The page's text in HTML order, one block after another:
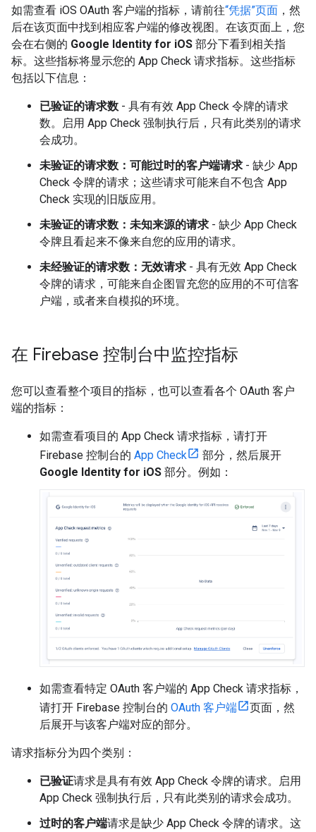
如需查看 iOS OAuth 客户端的指标，请前往“凭据”页面 ，然
后在该页面中找到相应客户端的修改视图。在该页面上，您
会在右侧的 Google Identity for iOS 部分下看到相关指
标。这些指标将显示您的 App Check 请求指标。这些指标
包括以下信息：
已验证的请求数 - 具有有效 App Check 令牌的请求
数。启用 App Check 强制执行后，只有此类别的请求
会成功。
未验证的请求数：可能过时的客户端请求 - 缺少 App
Check 令牌的请求；这些请求可能来自不包含 App
Check 实现的旧版应用。
未验证的请求数：未知来源的请求 - 缺少 App Check
令牌且看起来不像来自您的应用的请求。
未经验证的请求数：无效请求 - 具有无效 App Check
令牌的请求，可能来自企图冒充您的应用的不可信客
户端，或者来自模拟的环境。
在 Firebase 控制台中监控指标
您可以查看整个项目的指标，也可以查看各个 OAuth 客户
端的指标：
如需查看项目的 App Check 请求指标，请打开
Firebase 控制台的 App Check
部分，然后展开
Google Identity for iOS 部分。例如：
如需查看特定 OAuth 客户端的 App Check 请求指标，
请打开 Firebase 控制台的 OAuth 客户端
页面，然
后展开与该客户端对应的部分。
请求指标分为四个类别：
已验证请求是具有有效 App Check 令牌的请求。启用
App Check 强制执行后，只有此类别的请求会成功。
过时的客户端请求是缺少 App Check 令牌的请求。这